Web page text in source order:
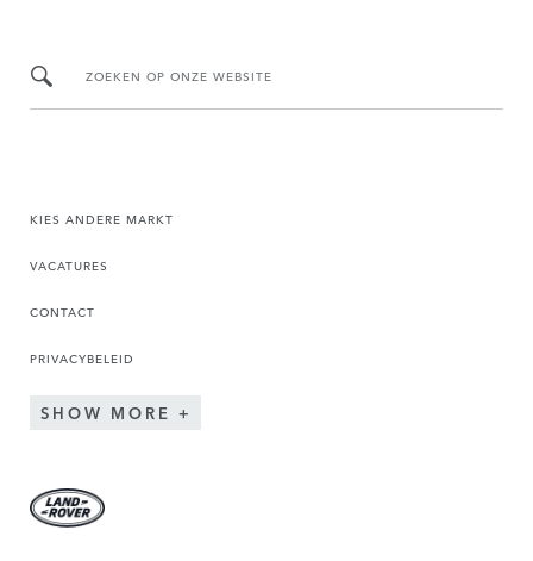
ZOEKEN OP ONZE WEBSITE
KIES ANDERE MARKT
VACATURES
CONTACT
PRIVACYBELEID
SHOW MORE